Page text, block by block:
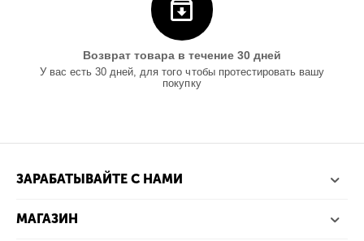
Возврат товара в течение 30 дней
У вас есть 30 дней, для того чтобы протестировать вашу
покупку
ЗАРАБАТЫВАЙТЕ С НАМИ
МАГАЗИН